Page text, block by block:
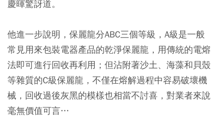
慶暉驚訝道。
他進一步說明，保麗龍分ABC三個等級，A級是一般
常見用來包裝電器產品的乾淨保麗龍，用傳統的電熔
法即可進行回收再利用；但沾附著沙土、海藻和貝殼
等雜質的C級保麗龍，不僅在熔解過程中容易破壞機
械，回收過後灰黑的模樣也相當不討喜，對業者來說
毫無價值可言…